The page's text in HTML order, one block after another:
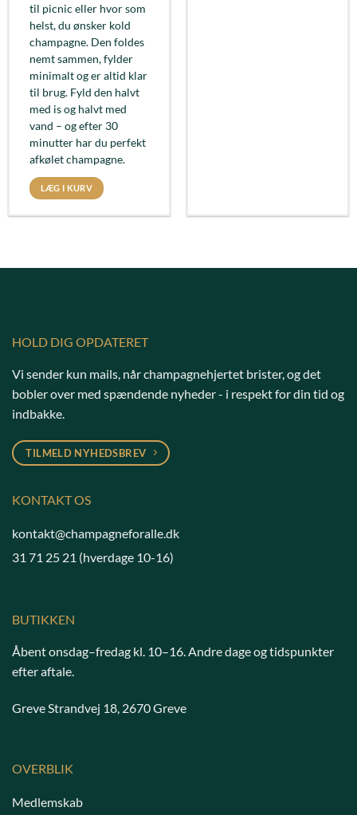
til picnic eller hvor som
helst, du ønsker kold
champagne. Den foldes
nemt sammen, fylder
minimalt og er altid klar
til brug. Fyld den halvt
med is og halvt med
vand – og efter 30
minutter har du perfekt
afkølet champagne.
LÆG I KURV
HOLD DIG OPDATERET
Vi sender kun mails, når champagnehjertet brister, og det
bobler over med spændende nyheder - i respekt for din tid og
indbakke.
TILMELD NYHEDSBREV
KONTAKT OS
kontakt@champagneforalle.dk
31 71 25 21 (hverdage 10-16)
BUTIKKEN
Åbent onsdag–fredag kl. 10–16. Andre dage og tidspunkter
efter aftale.
Greve Strandvej 18, 2670 Greve
OVERBLIK
Medlemskab